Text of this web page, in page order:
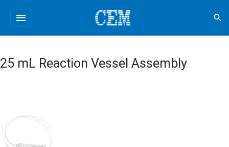
menu search
25 mL Reaction Vessel Assembly